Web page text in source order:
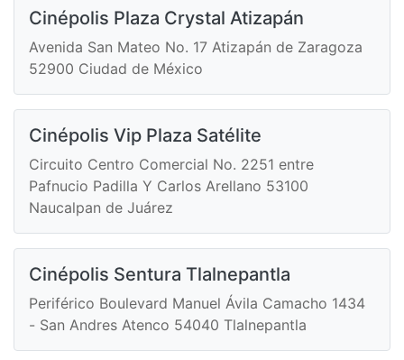
Cinépolis Plaza Crystal Atizapán
Avenida San Mateo No. 17 Atizapán de Zaragoza
52900 Ciudad de México
Cinépolis Vip Plaza Satélite
Circuito Centro Comercial No. 2251 entre
Pafnucio Padilla Y Carlos Arellano 53100
Naucalpan de Juárez
Cinépolis Sentura Tlalnepantla
Periférico Boulevard Manuel Ávila Camacho 1434
- San Andres Atenco 54040 Tlalnepantla